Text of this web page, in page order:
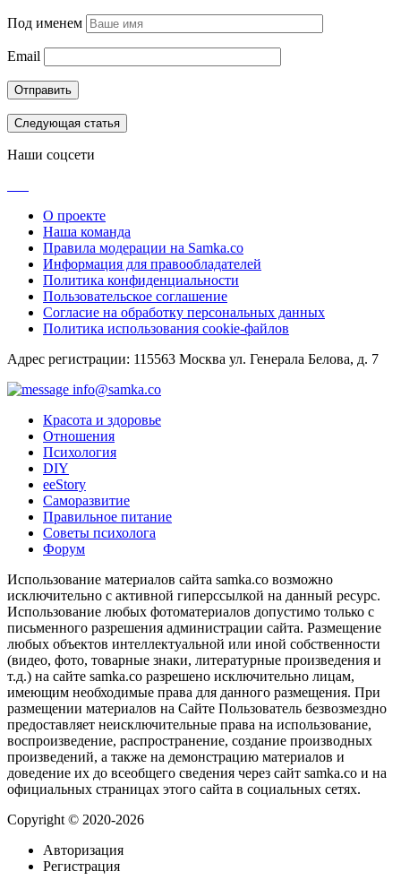
Под именем
Email
Следующая статья
Наши соцсети
О проекте
Наша команда
Правила модерации на Samka.co
Информация для правообладателей
Политика конфиденциальности
Пользовательское соглашение
Согласие на обработку персональных данных
Политика использования cookie-файлов
Адрес регистрации: 115563 Москва ул. Генерала Белова, д. 7
info@samka.co
Красота и здоровье
Отношения
Психология
DIY
ееStory
Саморазвитие
Правильное питание
Советы психолога
Форум
Использование материалов сайта samka.co возможно
исключительно с активной гиперссылкой на данный ресурс.
Использование любых фотоматериалов допустимо только с
письменного разрешения администрации сайта. Размещение
любых объектов интеллектуальной или иной собственности
(видео, фото, товарные знаки, литературные произведения и
т.д.) на сайте samka.co разрешено исключительно лицам,
имеющим необходимые права для данного размещения. При
размещении материалов на Сайте Пользователь безвозмездно
предоставляет неисключительные права на использование,
воспроизведение, распространение, создание производных
произведений, а также на демонстрацию материалов и
доведение их до всеобщего сведения через сайт samka.co и на
официальных страницах этого сайта в социальных сетях.
Copyright © 2020-2026
Авторизация
Регистрация